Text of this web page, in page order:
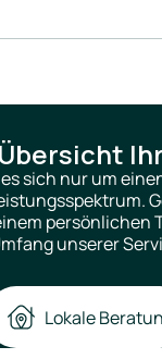
sich nur um
persönlichen
unserer
Lokale